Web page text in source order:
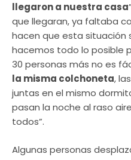
llegaron a nuestra casa
que llegaran, ya faltaba
hacen que esta situación
hacemos todo lo posible
30 personas más no es
la misma colchoneta,
juntas en el mismo
pasan la noche al raso
todos”.
Algunas personas